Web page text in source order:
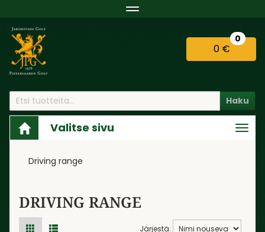
Navigaatio
0 €
0
Haku
Valitse sivu
Driving range
DRIVING RANGE
Järjestä: